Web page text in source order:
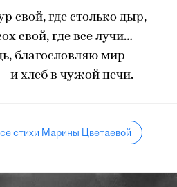
свой, где столько дыр,
свой, где все лучи…
благословляю мир
и хлеб в чужой печи.
стихи Марины Цветаевой